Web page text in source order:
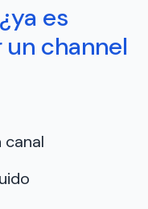
es
channel
canal